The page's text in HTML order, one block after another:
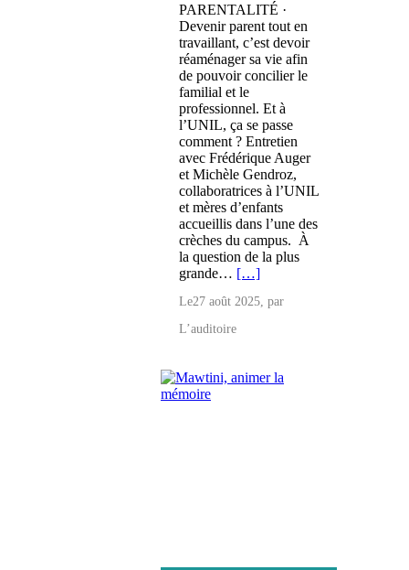
PARENTALITÉ ·
Devenir parent tout en
travaillant, c’est devoir
réaménager sa vie afin
de pouvoir concilier le
familial et le
professionnel. Et à
l’UNIL, ça se passe
comment ? Entretien
avec Frédérique Auger
et Michèle Gendroz,
collaboratrices à l’UNIL
et mères d’enfants
accueillis dans l’une des
crèches du campus. À
la question de la plus
grande… […]
Le27 août 2025 , par
L’auditoire